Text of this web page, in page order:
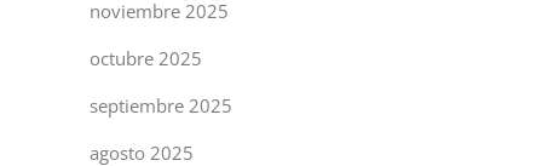
noviembre 2025
octubre 2025
septiembre 2025
agosto 2025